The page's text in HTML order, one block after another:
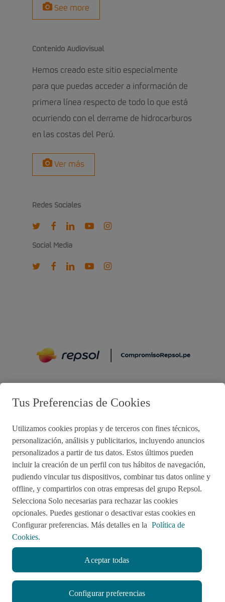
See more
Contenido Audiovisual
Hemos creado este sitio especialmente
para que puedas acceder a información de
primera línea respecto de todo lo que está
ocurriendo con el derrame de hidrocarburos
en las costas del Perú.
Ver más
Redes Sociales
twitterfacebooklinkedinyoutubeinstagram
Social Media
twitterfacebooklinkedinyoutubeinstagram
Preguntas frecuentes
Acciones de remediación
Impulsared Proyectos Sociales
Sala de Prensa Aviso de Privacidad
Política de cookies
Tus Preferencias de Cookies
Utilizamos cookies propias y de terceros con fines técnicos,
personalización, análisis y publicitarios, incluyendo anuncios
personalizados a partir de tus datos. Estos últimos pueden
incluir la creación de un perfil con tus hábitos de navegación,
pudiendo vincular tus dispositivos, combinar tus datos online y
offline, y compartirlos con otras empresas del grupo Repsol.
Selecciona Solo necesarias para rechazar las cookies
opcionales. Puedes gestionar o desactivar estas cookies en
Configurar preferencias. Más detalles en la Política de
Cookies.
Configurar preferencias
Aceptar todas